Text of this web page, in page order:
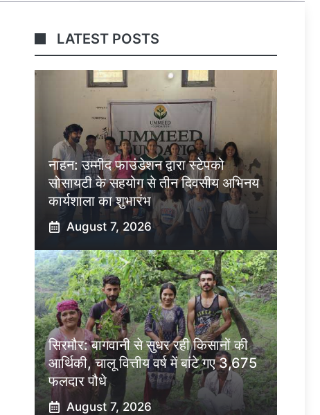
LATEST POSTS
नाहन: उम्मीद फाउंडेशन द्वारा स्टेपको
सोसायटी के सहयोग से तीन दिवसीय अभिनय
कार्यशाला का शुभारंभ
August 7, 2026
सिरमौर: बागवानी से सुधर रही किसानों की
आर्थिकी, चालू वित्तीय वर्ष में बांटे गए 3,675
फलदार पौधे
August 7, 2026